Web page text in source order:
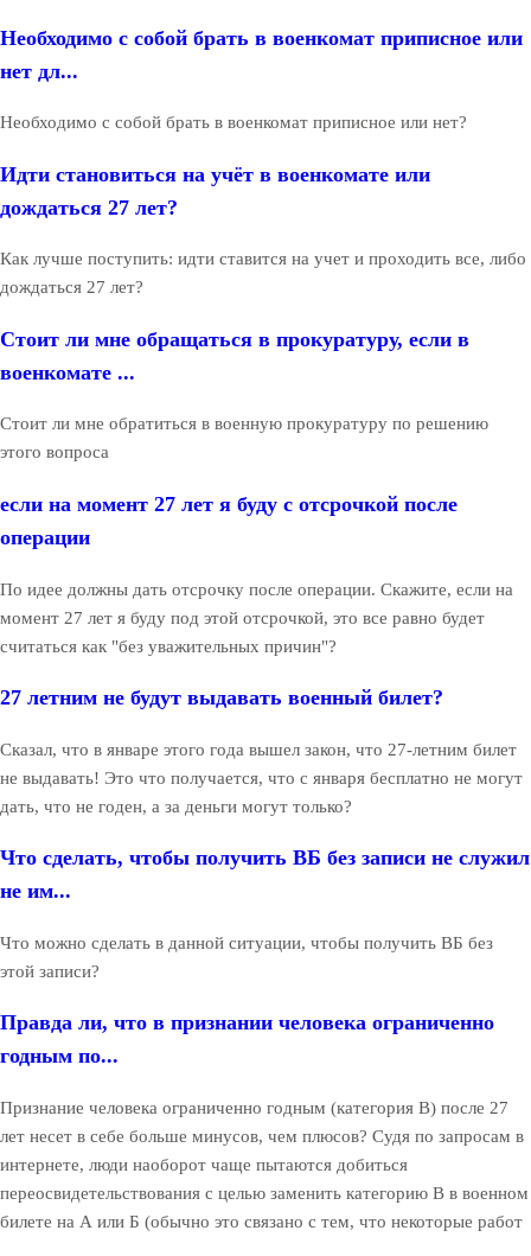
Необходимо с собой брать в военкомат приписное или
нет дл...
Необходимо с собой брать в военкомат приписное или нет?
Идти становиться на учёт в военкомате или
дождаться 27 лет?
Как лучше поступить: идти ставится на учет и проходить все, либо
дождаться 27 лет?
Стоит ли мне обращаться в прокуратуру, если в
военкомате ...
Стоит ли мне обратиться в военную прокуратуру по решению
этого вопроса
если на момент 27 лет я буду с отсрочкой после
операции
По идее должны дать отсрочку после операции. Скажите, если на
момент 27 лет я буду под этой отсрочкой, это все равно будет
считаться как "без уважительных причин"?
27 летним не будут выдавать военный билет?
Сказал, что в январе этого года вышел закон, что 27-летним билет
не выдавать! Это что получается, что с января бесплатно не могут
дать, что не годен, а за деньги могут только?
Что сделать, чтобы получить ВБ без записи не служил
не им...
Что можно сделать в данной ситуации, чтобы получить ВБ без
этой записи?
Правда ли, что в признании человека ограниченно
годным по...
Признание человека ограниченно годным (категория В) после 27
лет несет в себе больше минусов, чем плюсов? Судя по запросам в
интернете, люди наоборот чаще пытаются добиться
переосвидетельствования с целью заменить категорию В в военном
билете на А или Б (обычно это связано с тем, что некоторые работ